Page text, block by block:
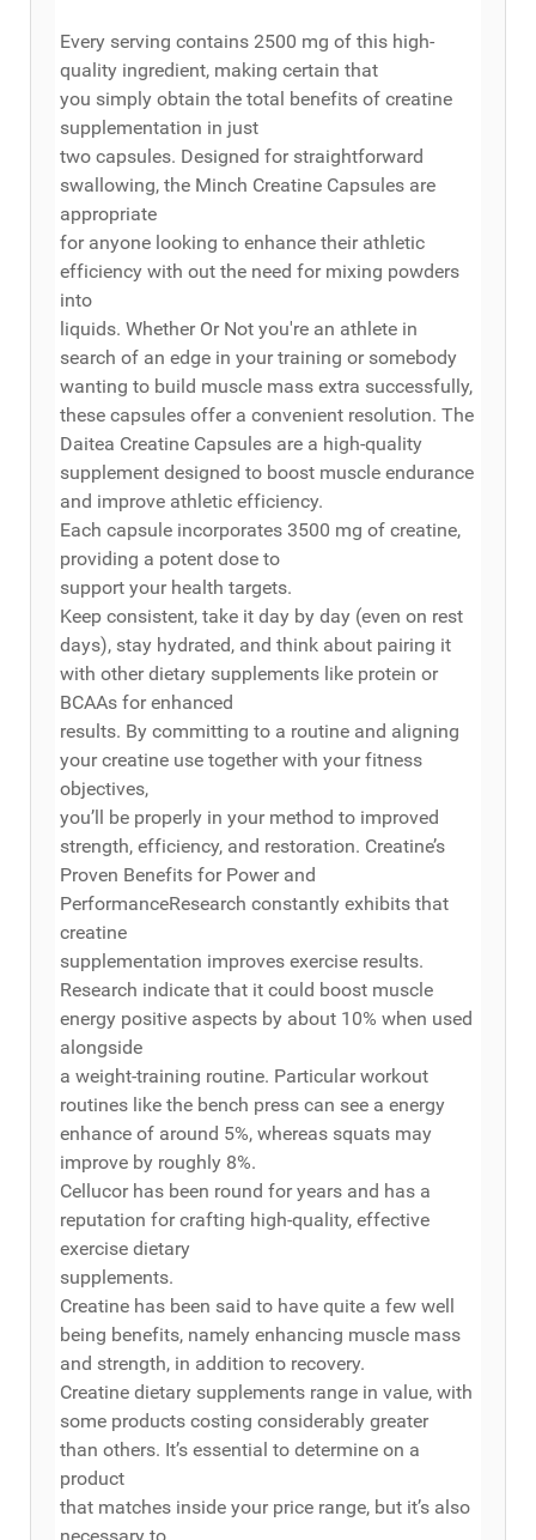
Every serving contains 2500 mg of this high-
quality ingredient, making certain that
you simply obtain the total benefits of creatine
supplementation in just
two capsules. Designed for straightforward
swallowing, the Minch Creatine Capsules are
appropriate
for anyone looking to enhance their athletic
efficiency with out the need for mixing powders
into
liquids. Whether Or Not you're an athlete in
search of an edge in your training or somebody
wanting to build muscle mass extra successfully,
these capsules offer a convenient resolution. The
Daitea Creatine Capsules are a high-quality
supplement designed to boost muscle endurance
and improve athletic efficiency.
Each capsule incorporates 3500 mg of creatine,
providing a potent dose to
support your health targets.
Keep consistent, take it day by day (even on rest
days), stay hydrated, and think about pairing it
with other dietary supplements like protein or
BCAAs for enhanced
results. By committing to a routine and aligning
your creatine use together with your fitness
objectives,
you’ll be properly in your method to improved
strength, efficiency, and restoration. Creatine’s
Proven Benefits for Power and
PerformanceResearch constantly exhibits that
creatine
supplementation improves exercise results.
Research indicate that it could boost muscle
energy positive aspects by about 10% when used
alongside
a weight-training routine. Particular workout
routines like the bench press can see a energy
enhance of around 5%, whereas squats may
improve by roughly 8%.
Cellucor has been round for years and has a
reputation for crafting high-quality, effective
exercise dietary
supplements.
Creatine has been said to have quite a few well
being benefits, namely enhancing muscle mass
and strength, in addition to recovery.
Creatine dietary supplements range in value, with
some products costing considerably greater
than others. It’s essential to determine on a
product
that matches inside your price range, but it’s also
necessary to